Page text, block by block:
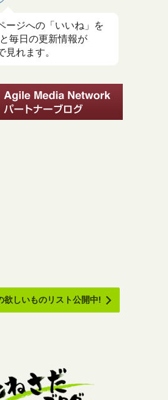
ージへの「いいね」を
毎日の更新情報が
れます。
欲しいものリスト公開中!